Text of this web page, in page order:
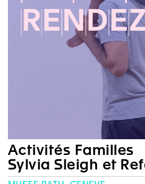
Activités Familles
Sylvia Sleigh et